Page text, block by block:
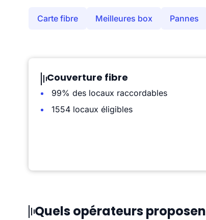
Carte fibre Meilleures box Pannes
Couverture fibre
99% des locaux raccordables
1554 locaux éligibles
Quels opérateurs